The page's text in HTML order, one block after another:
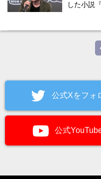
ニュース
チャンネル
した小説
公式Xをフォ
公式